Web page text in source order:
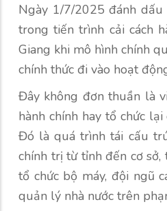
Ngày 1/7/2025 đánh
trong tiến trình cải cách
Giang khi mô hình chính
chính thức đi vào hoạt
Đây không đơn thuần là
hành chính hay tổ chức lại
Đó là quá trình tái cấu
chính trị từ tỉnh đến cơ
tổ chức bộ máy, đội ngũ
quản lý nhà nước trên